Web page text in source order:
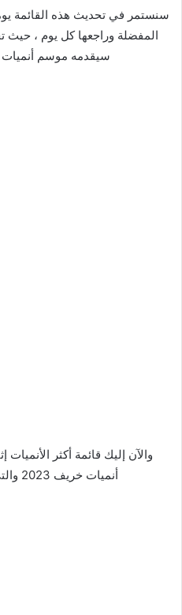
سنستمر في تحديث هذه القائمة
المفضلة وراجعها كل يوم ،
سيقدمه موسم أنميات خريف
والآن إليك قائمة أكثر
أنميات خريف 2023 والتي يجب أن تتطلع إليها.